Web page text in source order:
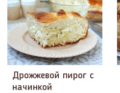
Дрожжевой пирог с
начинкой